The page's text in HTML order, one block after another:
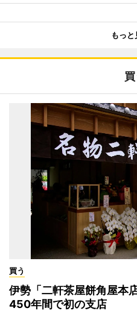
もっと
買
買う
伊勢「二軒茶屋餅角屋
450年間で初の支店